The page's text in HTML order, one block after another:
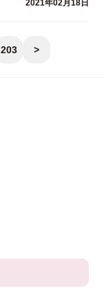
2021年02月18日
203 >